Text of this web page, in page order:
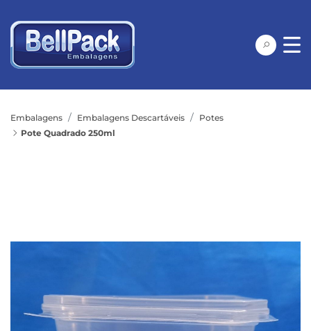
Embalagens Embalagens Descartáveis
Potes
Pote Quadrado 250ml